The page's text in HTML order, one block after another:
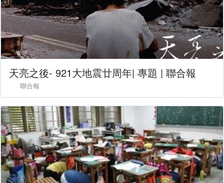
天亮之後- 921大地震廿周年| 專題 | 聯合報
聯合報